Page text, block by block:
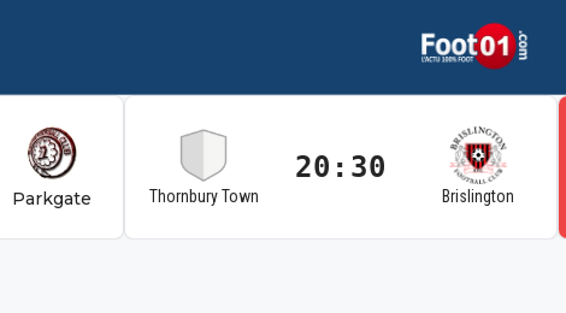
Parkgate Thornbury Town
20:30
Brislington